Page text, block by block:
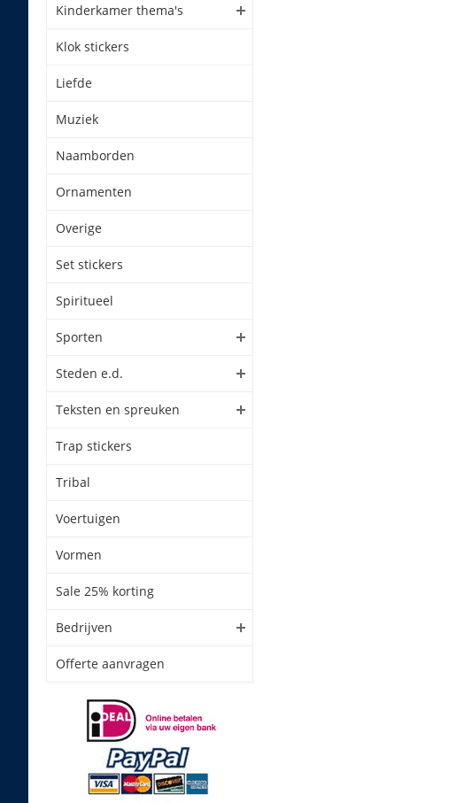
Kinderkamer thema's
Klok stickers
Liefde
Muziek
Naamborden
Ornamenten
Overige
Set stickers
Spiritueel
Sporten
Steden e.d.
Teksten en spreuken
Trap stickers
Tribal
Voertuigen
Vormen
Sale 25% korting
Bedrijven
Offerte aanvragen